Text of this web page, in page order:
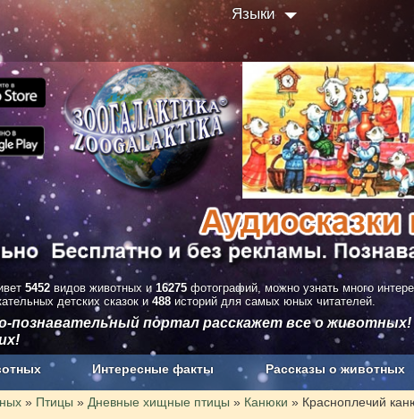
Языки
5452 видов животных и 16275 фотографий, можно узнать много
детских сказок и 488 историй для самых юных читателей.
познавательный портал расскажет все о
Интересные факты Рассказы о животных
и без рекламы О проекте
» Птицы » Дневные хищные птицы » Канюки » Красноплечий